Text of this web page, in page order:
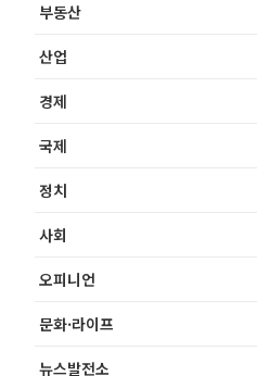
부동산
산업
경제
국제
정치
사회
오피니언
문화·라이프
뉴스발전소